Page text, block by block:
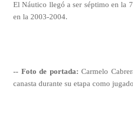
El Náutico llegó a ser séptimo en la
en la 2003-2004.
-- Foto de portada: Carmelo
canasta durante su etapa como